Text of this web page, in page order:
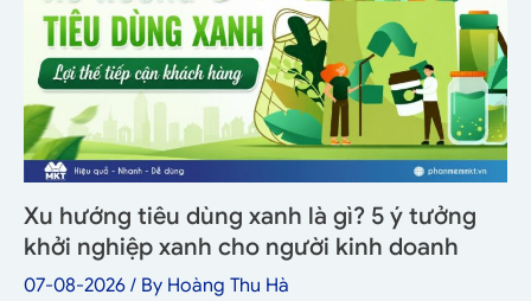
Xu hướng tiêu dùng xanh là gì? 5 ý tưởng
khởi nghiệp xanh cho người kinh doanh
07-08-2026 / By Hoàng Thu Hà